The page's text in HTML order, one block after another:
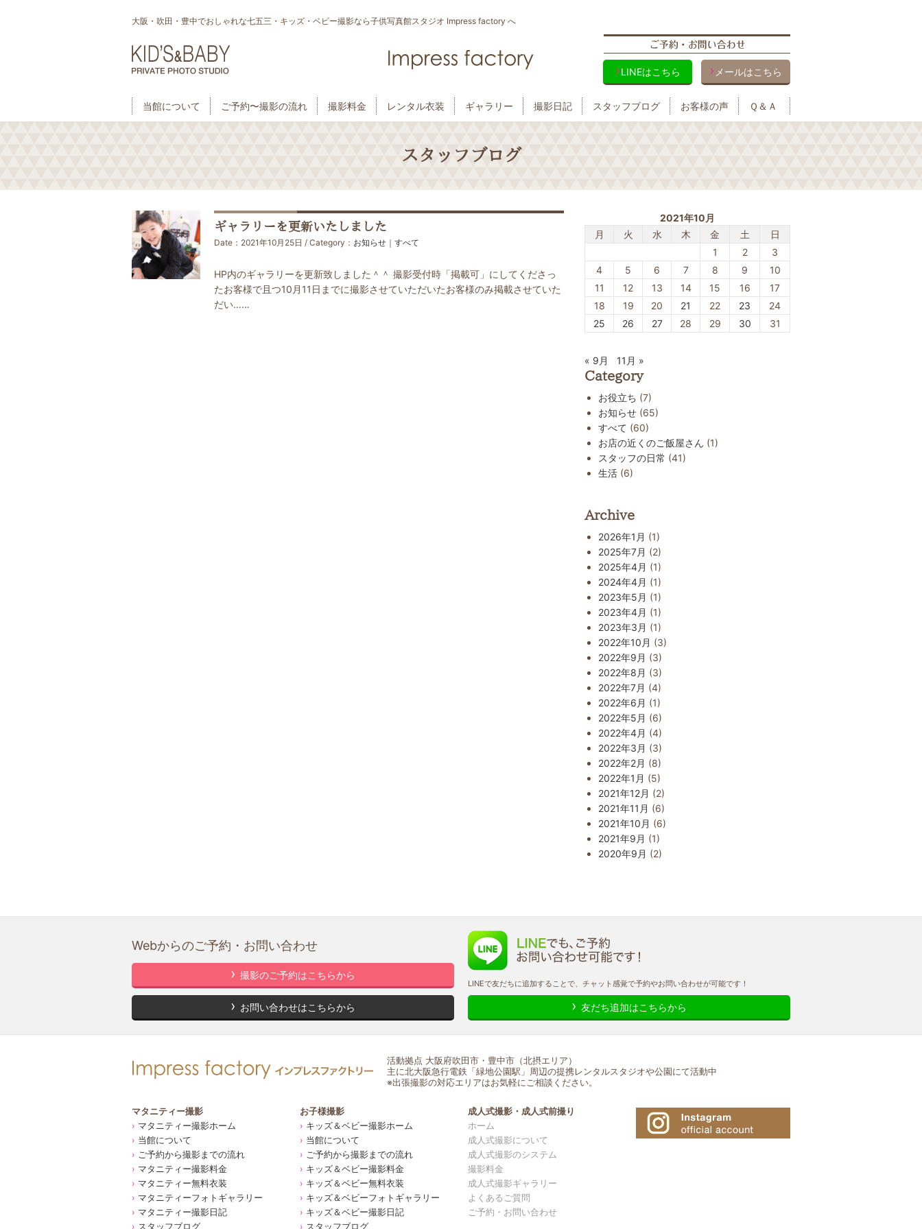
大阪・吹田・豊中でおしゃれな七五三・キッズ・ベビー撮影なら子供写真館スタジオ Impress factory へ
LINEはこちら メールはこちら
当館について ご予約〜撮影の流れ 撮影料金 レンタル衣装 ギャラリー 撮影日記 スタッフブログ お客様の声 Ｑ＆Ａ
スタッフブログ
ギャラリーを更新いたしました
Date：2021年10月25日 / Category： お知らせ ｜ すべて
HP内のギャラリーを更新致しました＾＾ 撮影受付時「掲載可」にしてくださっ
たお客様で且つ10月11日までに撮影させていただいたお客様のみ掲載させていた
だい……
2021年10月
月
火 水 木 金 土
日
1
2
3
4
5 6 7 8 9
10
11
12 13 14 15 16
17
18
19 20 21 22 23
24
25
26 27 28 29 30 31
« 9月 11月 »
Category
お役立ち (7)
お知らせ (65)
すべて (60)
お店の近くのご飯屋さん (1)
スタッフの日常 (41)
生活 (6)
Archive
2026年1月 (1)
2025年7月 (2)
2025年4月 (1)
2024年4月 (1)
2023年5月 (1)
2023年4月 (1)
2023年3月 (1)
2022年10月 (3)
2022年9月 (3)
2022年8月 (3)
2022年7月 (4)
2022年6月 (1)
2022年5月 (6)
2022年4月 (4)
2022年3月 (3)
2022年2月 (8)
2022年1月 (5)
2021年12月 (2)
2021年11月 (6)
2021年10月 (6)
2021年9月 (1)
2020年9月 (2)
Webからのご予約・お問い合わせ
撮影のご予約はこちらから
お問い合わせはこちらから
LINEで友だちに追加することで、チャット感覚で予約やお問い合わせが可能です！
友だち追加はこちらから
活動拠点 大阪府吹田市・豊中市（北摂エリア）
主に北大阪急行電鉄「緑地公園駅」周辺の提携レンタルスタジオや公園にて活動中
※出張撮影の対応エリアはお気軽にご相談ください。
マタニティー撮影
マタニティー撮影ホーム
当館について
ご予約から撮影までの流れ
マタニティー撮影料金
マタニティー無料衣装
マタニティーフォトギャラリー
マタニティー撮影日記
スタッフブログ
お子様撮影
キッズ＆ベビー撮影ホーム
当館について
ご予約から撮影までの流れ
キッズ＆ベビー撮影料金
キッズ＆ベビー無料衣装
キッズ＆ベビーフォトギャラリー
キッズ＆ベビー撮影日記
スタッフブログ
成人式撮影・成人式前撮り
ホーム
成人式撮影について
成人式撮影のシステム
撮影料金
成人式撮影ギャラリー
よくあるご質問
ご予約・お問い合わせ